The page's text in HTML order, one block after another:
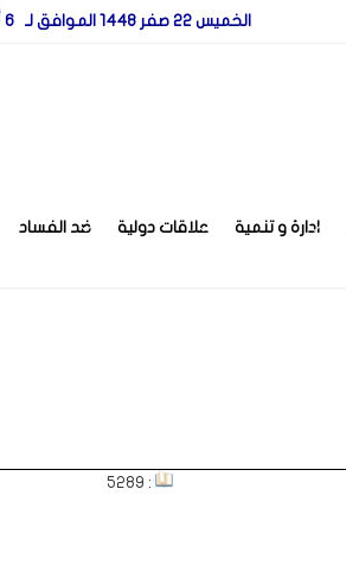
الخميس 22 صفر 1448 الموافق لـ 6 أغسطس 2026
ادارة و تنمية علاقات دولية ضد الفساد
: 5289